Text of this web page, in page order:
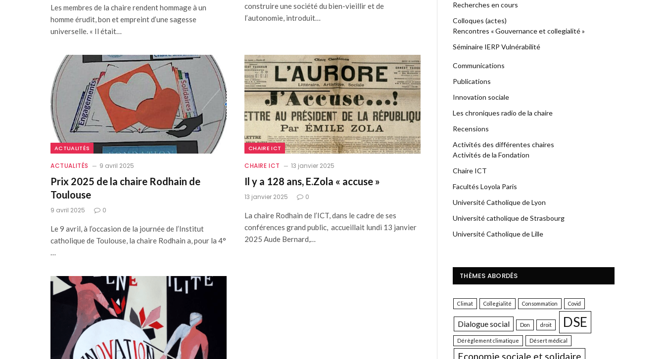
Les membres de la chaire rendent hommage à un
homme érudit, bon et empreint d’une sagesse
universelle. « Il était…
construire une société du bien-vieillir et de
l’autonomie, introduit…
ACTUALITÉS
ACTUALITÉS 9 avril 2025
Prix 2025 de la chaire Rodhain de
Toulouse
9 avril 2025 0
Le 9 avril, à l’occasion de la journée de l’Institut
catholique de Toulouse, la chaire Rodhain a, pour la 4°
…
CHAIRE ICT
CHAIRE ICT 13 janvier 2025
Il y a 128 ans, E.Zola « accuse »
13 janvier 2025 0
La chaire Rodhain de l’ICT, dans le cadre de ses
conférences grand public, accueillait lundi 13 janvier
2025 Aude Bernard,…
Recherches en cours
Colloques (actes)
Rencontres « Gouvernance et collegialité »
Séminaire IERP Vulnérabilité
Communications
Publications
Innovation sociale
Les chroniques radio de la chaire
Recensions
Activités des différentes chaires
Activités de la Fondation
Chaire ICT
Facultés Loyola Paris
Université Catholique de Lyon
Université catholique de Strasbourg
Université Catholique de Lille
THÈMES ABORDÉS
Climat Collegialité Consommation Covid
Dialogue social Don droit DSE
Dérèglement climatique Désert médical
Economie sociale et solidaire